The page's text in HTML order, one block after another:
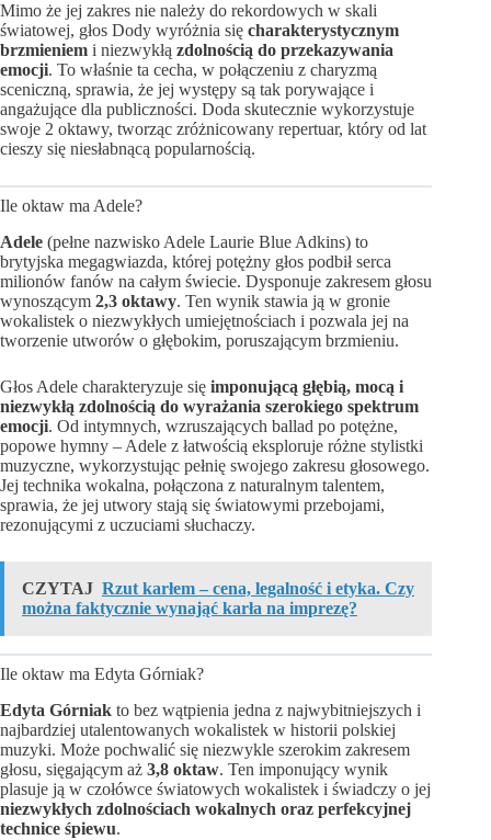
Mimo że jej zakres nie należy do rekordowych w skali
światowej, głos Dody wyróżnia się charakterystycznym
brzmieniem i niezwykłą zdolnością do przekazywania
emocji. To właśnie ta cecha, w połączeniu z charyzmą
sceniczną, sprawia, że jej występy są tak porywające i
angażujące dla publiczności. Doda skutecznie wykorzystuje
swoje 2 oktawy, tworząc zróżnicowany repertuar, który od lat
cieszy się niesłabnącą popularnością.
Ile oktaw ma Adele?
Adele (pełne nazwisko Adele Laurie Blue Adkins) to
brytyjska megagwiazda, której potężny głos podbił serca
milionów fanów na całym świecie. Dysponuje zakresem głosu
wynoszącym 2,3 oktawy. Ten wynik stawia ją w gronie
wokalistek o niezwykłych umiejętnościach i pozwala jej na
tworzenie utworów o głębokim, poruszającym brzmieniu.
Głos Adele charakteryzuje się imponującą głębią, mocą i
niezwykłą zdolnością do wyrażania szerokiego spektrum
emocji. Od intymnych, wzruszających ballad po potężne,
popowe hymny – Adele z łatwością eksploruje różne stylistki
muzyczne, wykorzystując pełnię swojego zakresu głosowego.
Jej technika wokalna, połączona z naturalnym talentem,
sprawia, że jej utwory stają się światowymi przebojami,
rezonującymi z uczuciami słuchaczy.
CZYTAJ Rzut karłem – cena, legalność i etyka. Czy
można faktycznie wynająć karła na imprezę?
Ile oktaw ma Edyta Górniak?
Edyta Górniak to bez wątpienia jedna z najwybitniejszych i
najbardziej utalentowanych wokalistek w historii polskiej
muzyki. Może pochwalić się niezwykle szerokim zakresem
głosu, sięgającym aż 3,8 oktaw. Ten imponujący wynik
plasuje ją w czołówce światowych wokalistek i świadczy o jej
niezwykłych zdolnościach wokalnych oraz perfekcyjnej
technice śpiewu.